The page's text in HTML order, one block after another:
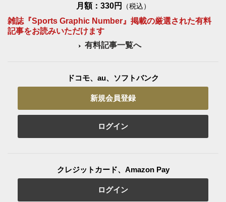
月額：330円 （税込）
雑誌『Sports Graphic Number』掲載の厳選された有料
記事をお読みいただけます
有料記事一覧へ
ドコモ、au、ソフトバンク
新規会員登録
ログイン
クレジットカード、Amazon Pay
ログイン